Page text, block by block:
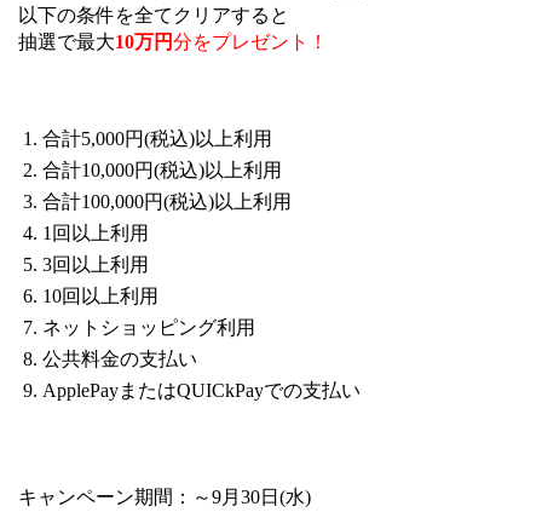
以下の条件を全てクリアすると
抽選で最大10万円分をプレゼント！
合計5,000円(税込)以上利用
合計10,000円(税込)以上利用
合計100,000円(税込)以上利用
1回以上利用
3回以上利用
10回以上利用
ネットショッピング利用
公共料金の支払い
ApplePayまたはQUICkPayでの支払い
キャンペーン期間：～9月30日(水)